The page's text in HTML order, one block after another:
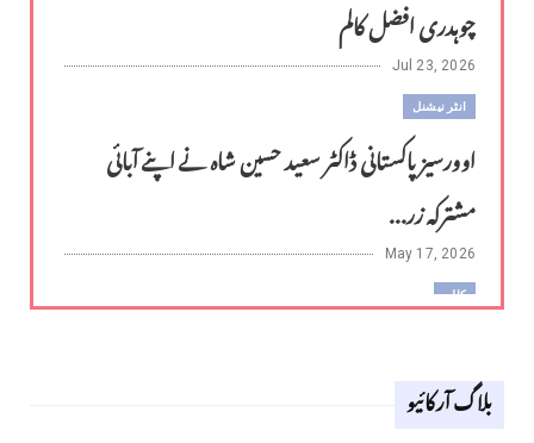
چوہدری افضل کالم
Jul 23, 2026
انٹر نیشنل
اوورسیز پاکستانی ڈاکٹر سعید حسین شاہ نے اپنے آبائی
مشترکہ زر...
May 17, 2026
کالم
Apr 18, 2026
بلاگ آرکائیو